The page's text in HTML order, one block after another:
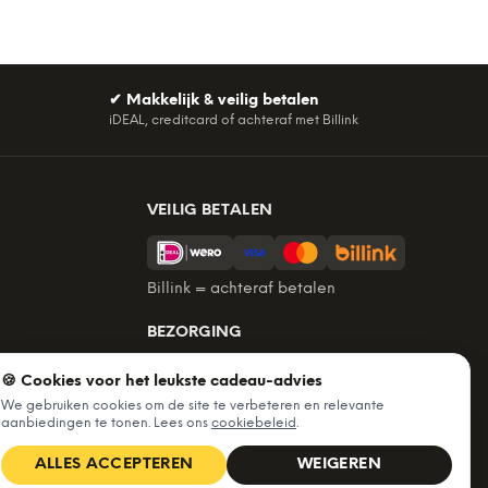
✔ Makkelijk & veilig betalen
iDEAL, creditcard of achteraf met Billink
VEILIG BETALEN
Billink = achteraf betalen
BEZORGING
Gratis verzending vanaf €60. Tot 365
dagen retourneren.
★ 4,7/5 uit 6.227beoordelingen
🍪 Cookies voor het leukste cadeau-advies
We gebruiken cookies om de site te verbeteren en relevante
aanbiedingen te tonen. Lees ons cookiebeleid.
ALLES ACCEPTEREN WEIGEREN